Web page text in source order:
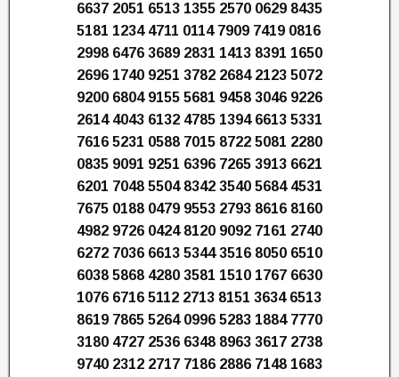
6637 2051 6513 1355 2570 0629 8435
5181 1234 4711 0114 7909 7419 0816
2998 6476 3689 2831 1413 8391 1650
2696 1740 9251 3782 2684 2123 5072
9200 6804 9155 5681 9458 3046 9226
2614 4043 6132 4785 1394 6613 5331
7616 5231 0588 7015 8722 5081 2280
0835 9091 9251 6396 7265 3913 6621
6201 7048 5504 8342 3540 5684 4531
7675 0188 0479 9553 2793 8616 8160
4982 9726 0424 8120 9092 7161 2740
6272 7036 6613 5344 3516 8050 6510
6038 5868 4280 3581 1510 1767 6630
1076 6716 5112 2713 8151 3634 6513
8619 7865 5264 0996 5283 1884 7770
3180 4727 2536 6348 8963 3617 2738
9740 2312 2717 7186 2886 7148 1683